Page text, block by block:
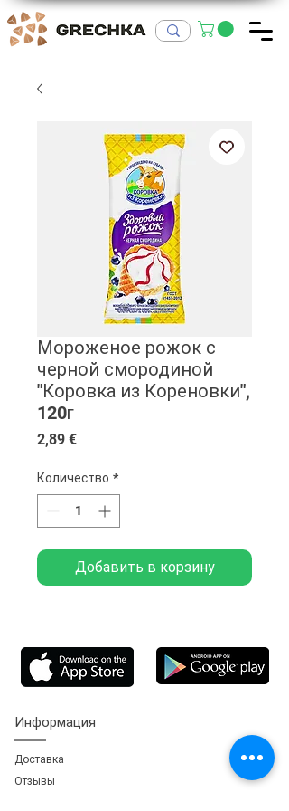
Мороженое рожок с
черной смородиной
"Коровка из Кореновки",
120г
2,89 €Цена
Количество *
Добавить в корзину
Информация
Доставка
Отзывы